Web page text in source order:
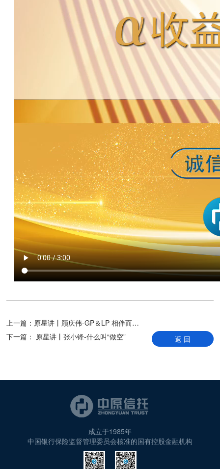
上一篇： 原星讲丨顾庆伟-GP＆LP 相伴而生 共育精彩
下一篇： 原星讲丨张小锋-什么叫“做空” 返 回
成立于1985年
中国银行保险监督管理委员会核准的国有控股金融机构